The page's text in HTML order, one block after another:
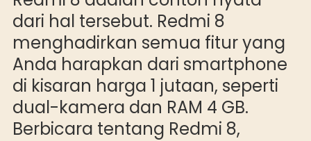
dari hal tersebut. Redmi 8
menghadirkan semua fitur yang
Anda harapkan dari smartphone
di kisaran harga 1 jutaan, seperti
dual-kamera dan RAM 4 GB.
Berbicara tentang Redmi 8,